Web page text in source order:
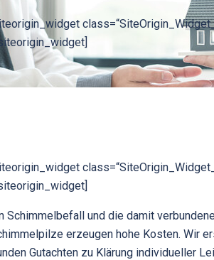
Schimmelbefall und die damit
erzeugen hohe Kosten. Wir
Gutachten zu Klärung individueller